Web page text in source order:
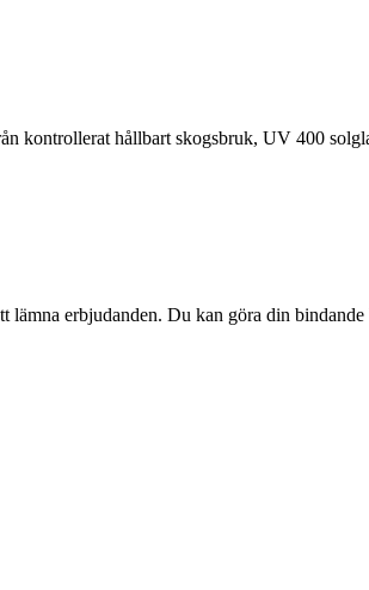
kontrollerat hållbart skogsbruk, UV 400
erbjudanden. Du kan göra din